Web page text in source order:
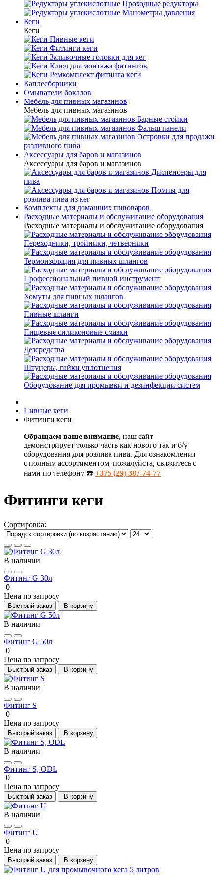
Проходные редукторы
Манометры давления
Кеги
Кеги
Пивные кеги
Фитинги кеги
Заливочные головки для кег
Ключ для монтажа фитингов
Ремкомплект фитинга кеги
Каплесборники
Омыватели бокалов
Мебель для пивных магазинов
Мебель для пивных магазинов
Барные стойки
Фальш панели
Островки для продажи
разливного пива
Аксессуары для баров и магазинов
Аксессуары для баров и магазинов
Диспенсеры для
пива
Помпы для
розлива пива из кег
Комплекты для домашних пивоваров
Расходные материалы и обслуживание оборудования
Расходные материалы и обслуживание оборудования
Переходники, тройники, четверники
Термоизоляция для пивных шлангов
Профессиональный пивной инструмент
Хомуты для пивных шлангов
Пивные шланги
Пищевые силиконовые смазки
Дезсредства
Штуцеры, гайки уплотнения
Оборудование для промывки и дезинфекции систем
Пивные кеги
Фитинги кеги
Обращаем ваше внимание, наш сайт
демонстрирует только часть как нового так и б/у
оборудования для розлива пива. Для ознакомления
с полным ассортиментом, пожалуйста, свяжитесь с
нами по телефону ☎️ +375 (29) 387-74-77
Фитинги кеги
Сортировка:
В наличии
Фитинг G 30л
0
Цена по запросу
Быстрый заказ В корзину
В наличии
Фитинг G 50л
0
Цена по запросу
Быстрый заказ В корзину
В наличии
Фитинг S
0
Цена по запросу
Быстрый заказ В корзину
В наличии
Фитинг S, ODL
0
Цена по запросу
Быстрый заказ В корзину
В наличии
Фитинг U
0
Цена по запросу
Быстрый заказ В корзину